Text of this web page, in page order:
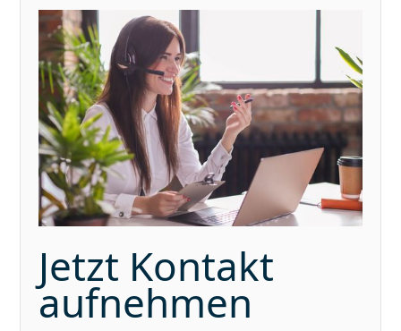
Jetzt Kontakt
aufnehmen